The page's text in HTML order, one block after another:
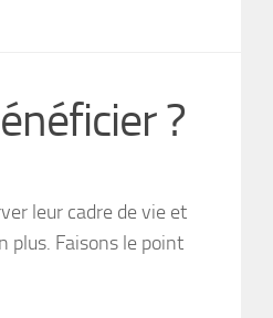
?
leur cadre de vie et
plus. Faisons le point